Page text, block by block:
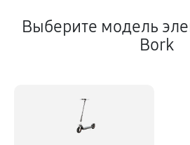
Выберите модель
Bork